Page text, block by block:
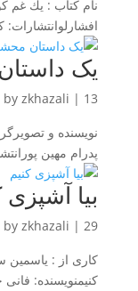
نام كتاب : يك غم
افشارلوانتشارات:
یک
byzkhazali | 13 ژوئن 2020
نویسنده و
پدرام مهین
بيا آشپزى
byzkhazali |29 مه 2020
كارى از : ياسمين
كنيمنويسنده: